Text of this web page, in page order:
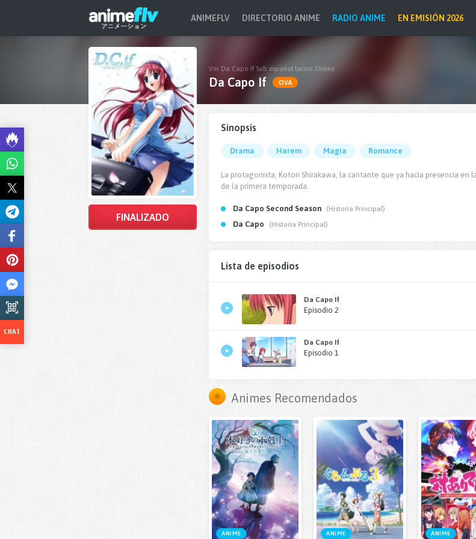
ANIMEFLV DIRECTORIO ANIME RADIO ANIME EN EMISIÓN 2026
Ver Da Capo If Sub español latino Online
Da Capo If OVA
FINALIZADO
Sinopsis
Drama Harem Magia Romance
La protagonista, Kotori Shirakawa, la cantante que ya hacía presencia
de la primera temporada.
Da Capo Second Season (Historia Principal)
Da Capo (Historia Principal)
Lista de episodios
Da Capo If
Episodio 2
Da Capo If
Episodio 1
Animes Recomendados
ANIME ANIME ANIME